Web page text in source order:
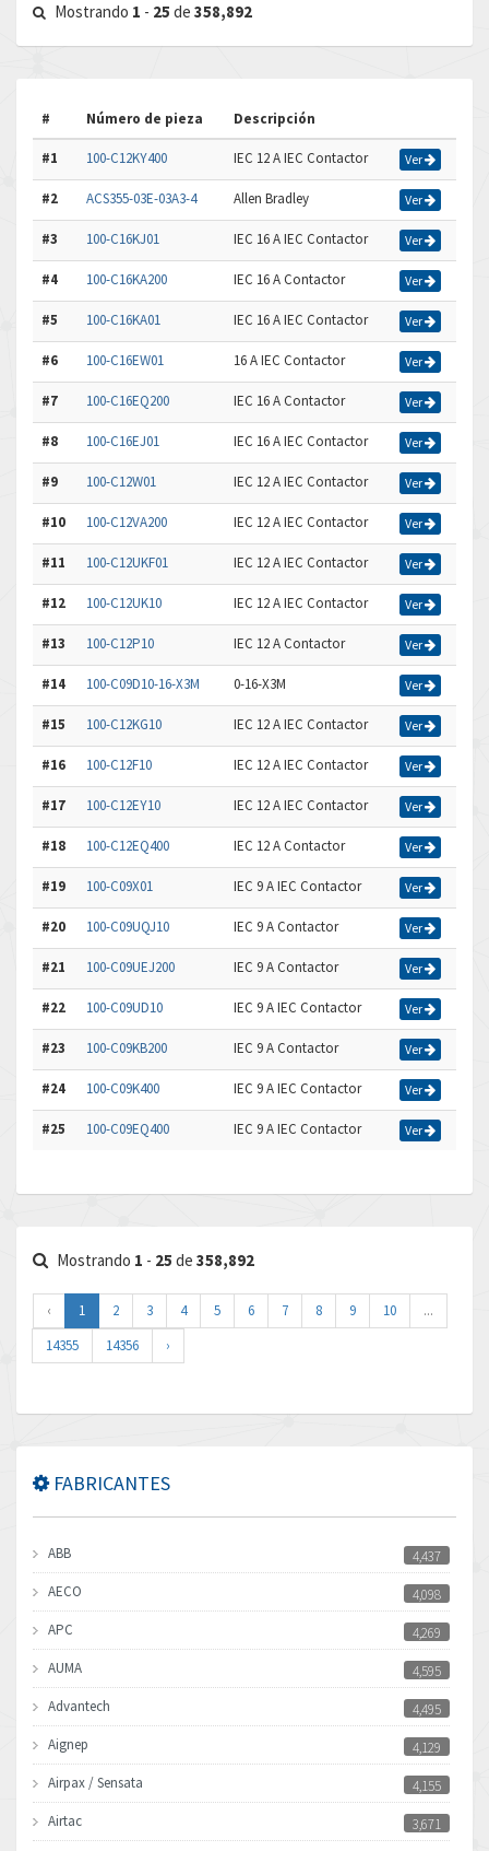
Mostrando 1 - 25 de 358,892
# Número de pieza Descripción
#1 100-C12KY400 IEC 12 A IEC Contactor Ver
#2 ACS355-03E-03A3-4 Allen Bradley Ver
#3 100-C16KJ01 IEC 16 A IEC Contactor Ver
#4 100-C16KA200 IEC 16 A Contactor Ver
#5 100-C16KA01 IEC 16 A IEC Contactor Ver
#6 100-C16EW01 16 A IEC Contactor Ver
#7 100-C16EQ200 IEC 16 A Contactor Ver
#8 100-C16EJ01 IEC 16 A IEC Contactor Ver
#9 100-C12W01 IEC 12 A IEC Contactor Ver
#10 100-C12VA200 IEC 12 A IEC Contactor Ver
#11 100-C12UKF01 IEC 12 A IEC Contactor Ver
#12 100-C12UK10 IEC 12 A IEC Contactor Ver
#13 100-C12P10 IEC 12 A Contactor Ver
#14 100-C09D10-16-X3M 0-16-X3M Ver
#15 100-C12KG10 IEC 12 A IEC Contactor Ver
#16 100-C12F10 IEC 12 A IEC Contactor Ver
#17 100-C12EY10 IEC 12 A IEC Contactor Ver
#18 100-C12EQ400 IEC 12 A Contactor Ver
#19 100-C09X01 IEC 9 A IEC Contactor Ver
#20 100-C09UQJ10 IEC 9 A Contactor Ver
#21 100-C09UEJ200 IEC 9 A Contactor Ver
#22 100-C09UD10 IEC 9 A IEC Contactor Ver
#23 100-C09KB200 IEC 9 A Contactor Ver
#24 100-C09K400 IEC 9 A IEC Contactor Ver
#25 100-C09EQ400 IEC 9 A IEC Contactor Ver
Mostrando 1 - 25 de 358,892
‹ 1 2 3 4 5 6 7 8 9 10
...
14355
14356 ›
FABRICANTES
ABB
4,437
AECO
4,098
APC
4,269
AUMA
4,595
Advantech
4,495
Aignep
4,129
Airpax / Sensata
4,155
Airtac
3,671